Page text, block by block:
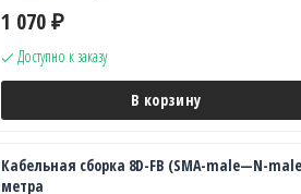
1 070 ₽
Доступно к заказу
В корзину
Кабельная сборка 8D-FB (SMA-male—N-
метра